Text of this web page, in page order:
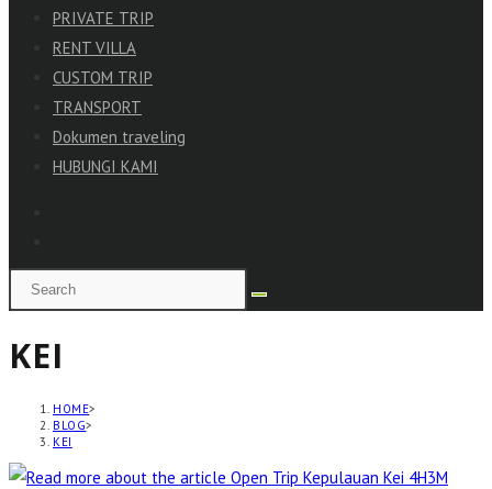
PRIVATE TRIP
RENT VILLA
CUSTOM TRIP
TRANSPORT
Dokumen traveling
HUBUNGI KAMI
KEI
HOME>
BLOG>
KEI